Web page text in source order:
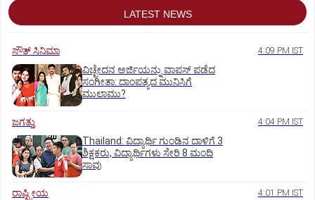
LATEST NEWS
ಸೌತ್‌ ಸಿನಿಮಾ 4:09 PM IST
ವಿಚ್ಛೇದನ ಅರ್ಜಿಯನ್ನು ವಾಪಸ್‌ ಪಡೆದ
ಸಂಗೀತಾ: ದಾಂಪತ್ಯದ ಮುನಿಸಿಗೆ
ಮುಲಾಮು?
ಜಗತ್ತು 4:04 PM IST
Thailand: ವಿದ್ಯಾರ್ಥಿ ಗುಂಡಿನ ದಾಳಿಗೆ 3
ಶಿಕ್ಷಕರು, ವಿದ್ಯಾರ್ಥಿಗಳು ಸೇರಿ 8 ಮಂದಿ
ಸಾವು
ರಾಷ್ಟ್ರೀಯ 4:01 PM IST